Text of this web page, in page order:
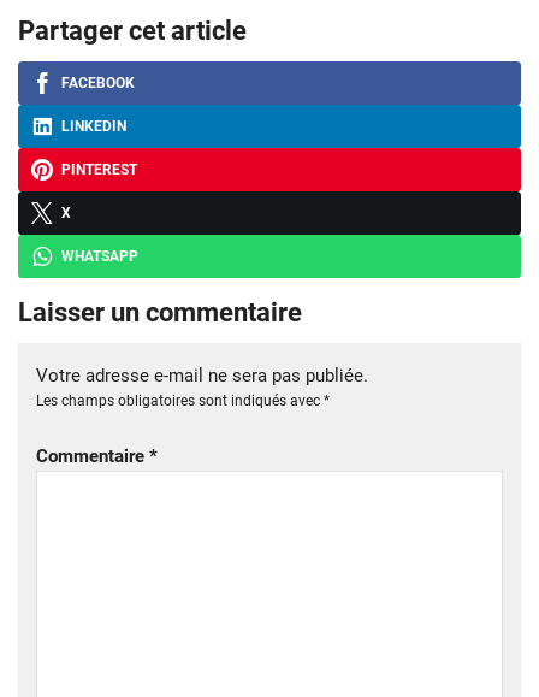
Partager cet article
FACEBOOK
LINKEDIN
PINTEREST
X
WHATSAPP
Laisser un commentaire
Votre adresse e-mail ne sera pas publiée.
Les champs obligatoires sont indiqués avec *
Commentaire *